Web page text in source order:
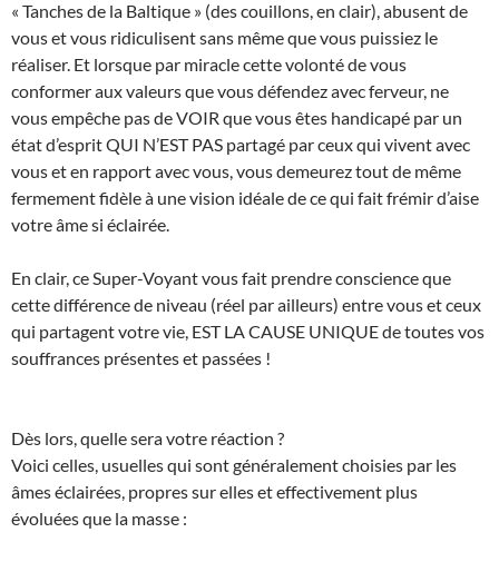
« Tanches de la Baltique » (des couillons, en clair), abusent de
vous et vous ridiculisent sans même que vous puissiez le
réaliser. Et lorsque par miracle cette volonté de vous
conformer aux valeurs que vous défendez avec ferveur, ne
vous empêche pas de VOIR que vous êtes handicapé par un
état d’esprit QUI N’EST PAS partagé par ceux qui vivent avec
vous et en rapport avec vous, vous demeurez tout de même
fermement fidèle à une vision idéale de ce qui fait frémir d’aise
votre âme si éclairée.
En clair, ce Super-Voyant vous fait prendre conscience que
cette différence de niveau (réel par ailleurs) entre vous et ceux
qui partagent votre vie, EST LA CAUSE UNIQUE de toutes vos
souffrances présentes et passées !
Dès lors, quelle sera votre réaction ?
Voici celles, usuelles qui sont généralement choisies par les
âmes éclairées, propres sur elles et effectivement plus
évoluées que la masse :